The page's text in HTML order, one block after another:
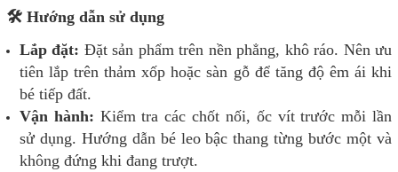
🛠️ Hướng dẫn sử dụng
Lắp đặt: Đặt sản phẩm trên nền phẳng, khô ráo. Nên ưu
tiên lắp trên thảm xốp hoặc sàn gỗ để tăng độ êm ái khi
bé tiếp đất.
Vận hành: Kiểm tra các chốt nối, ốc vít trước mỗi lần
sử dụng. Hướng dẫn bé leo bậc thang từng bước một và
không đứng khi đang trượt.